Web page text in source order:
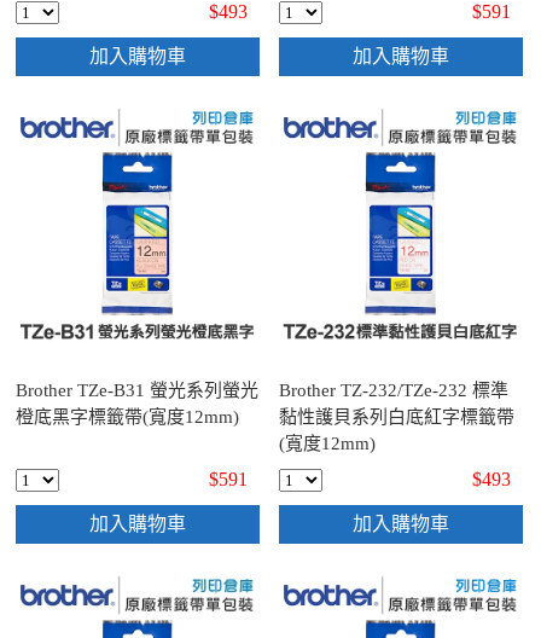
$493
加入購物車
$591
加入購物車
Brother TZe-B31 螢光系列螢光
橙底黑字標籤帶(寬度12mm)
$591
加入購物車
Brother TZ-232/TZe-232 標準
黏性護貝系列白底紅字標籤帶
(寬度12mm)
$493
加入購物車